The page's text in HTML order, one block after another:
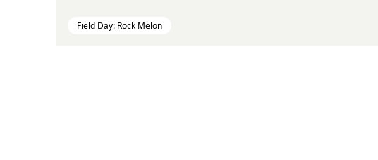
Field Day: Rock Melon